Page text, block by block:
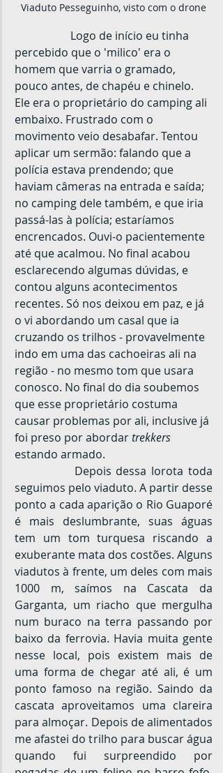
Viaduto Pesseguinho, visto com o drone
percebido que o 'milico' era o
homem que varria o gramado,
pouco antes, de chapéu e chinelo.
Ele era o proprietário do camping ali
embaixo. Frustrado com o
movimento veio desabafar. Tentou
aplicar um sermão: falando que a
polícia estava prendendo; que
haviam câmeras na entrada e saída;
no camping dele também, e que iria
passá-las à polícia; estaríamos
encrencados. Ouvi-o pacientemente
até que acalmou. No final acabou
esclarecendo algumas dúvidas, e
contou alguns acontecimentos
recentes. Só nos deixou em paz, e já
o vi abordando um casal que ia
cruzando os trilhos - provavelmente
indo em uma das cachoeiras ali na
região - no mesmo tom que usara
conosco. No final do dia soubemos
que esse proprietário costuma
causar problemas por ali, inclusive já
foi preso por abordar trekkers
estando armado.
seguimos pelo viaduto. A partir desse
ponto a cada aparição o Rio Guaporé
é mais deslumbrante, suas águas
tem um tom turquesa riscando a
exuberante mata dos costões. Alguns
viadutos à frente, um deles com mais
1000 m, saímos na Cascata da
Garganta, um riacho que mergulha
num buraco na terra passando por
baixo da ferrovia. Havia muita gente
nesse local, pois existem mais de
uma forma de chegar até ali, é um
ponto famoso na região. Saindo da
cascata aproveitamos uma clareira
para almoçar. Depois de alimentados
me afastei do trilho para buscar água
quando fui surpreendido por